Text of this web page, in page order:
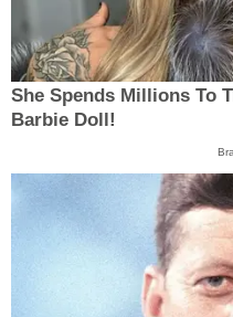
She Spends Millions To
Barbie Doll!